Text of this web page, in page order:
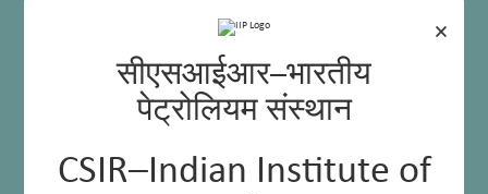
×
सीएसआईआर–भारतीय
पेट्रोलियम संस्थान
CSIR–Indian Institute of